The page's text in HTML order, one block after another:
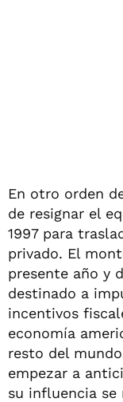
En otro orden
de resignar el
1997 para
privado. El
presente año y
destinado a
incentivos
economía
resto del
empezar a
su influencia